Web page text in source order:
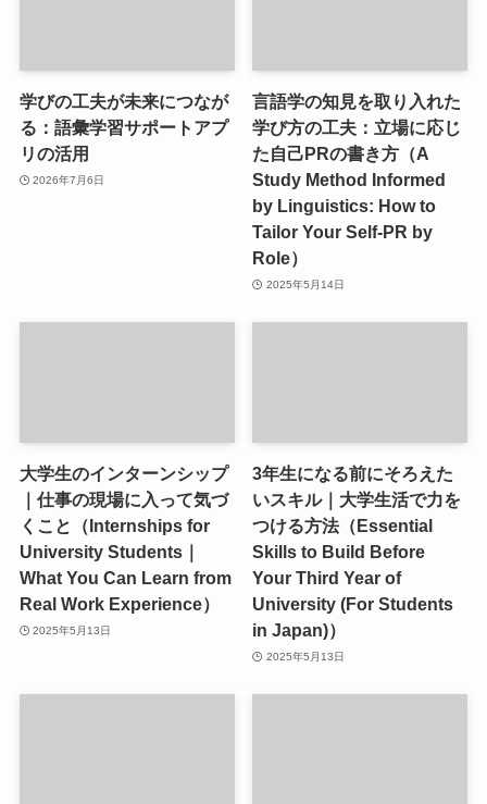
学びの工夫が未来につなが
る：語彙学習サポートアプ
リの活用
2026年7月6日
言語学の知見を取り入れた
学び方の工夫：立場に応じ
た自己PRの書き方（A
Study Method Informed
by Linguistics: How to
Tailor Your Self-PR by
Role）
2025年5月14日
大学生のインターンシップ
｜仕事の現場に入って気づ
くこと（Internships for
University Students｜
What You Can Learn from
Real Work Experience）
2025年5月13日
3年生になる前にそろえた
いスキル｜大学生活で力を
つける方法（Essential
Skills to Build Before
Your Third Year of
University (For Students
in Japan)）
2025年5月13日